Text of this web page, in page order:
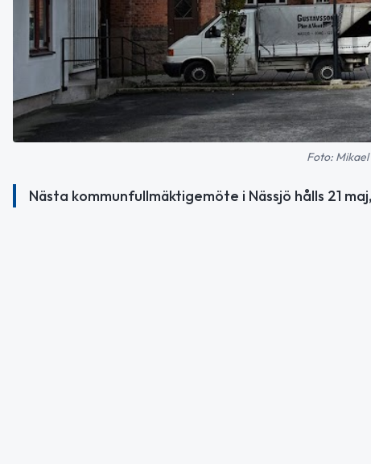
Foto: Mikael
Nästa kommunfullmäktigemöte i Nässjö hålls 21